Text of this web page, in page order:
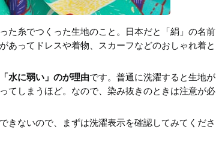
た糸でつくった生地のこと。日本だと「絹」の名前
あってドレスや着物、スカーフなどのおしゃれ着と
水に弱い」のが理由です。普通に洗濯すると生地が
てしまうほど。なので、染み抜きのときは注意が必
きないので、まずは洗濯表示を確認してみてくださ